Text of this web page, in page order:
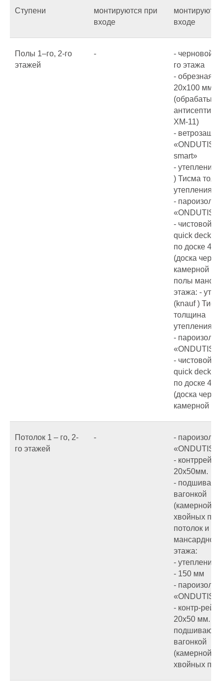
Ступени
монтируются при
входе
входе
Полы 1–го, 2-го
этажей
-
- черновой
го этажа
- обрезная
20х100 мм.
ХМ-11)
-
«ONDUTIS
smart»
- утепление
) Тисма
утепления
-
«ONDUTIS
- чистовой
quick deck
по доске
(доска
камерной
полы
этажа: -
(knauf )
толщина
утепления
-
«ONDUTIS
- чистовой
quick deck
по доске
(доска
камерной
Потолок 1 – го, 2-
го этажей
-
-
«ONDUTIS
- контррейка
20х50мм.
-
вагонкой
(камерной
хвойных
потолок и
мансардного
этажа:
-
- 150 мм
-
«ONDUTIS
- контр-
20х50 мм.
вагонкой
(камерной
хвойных